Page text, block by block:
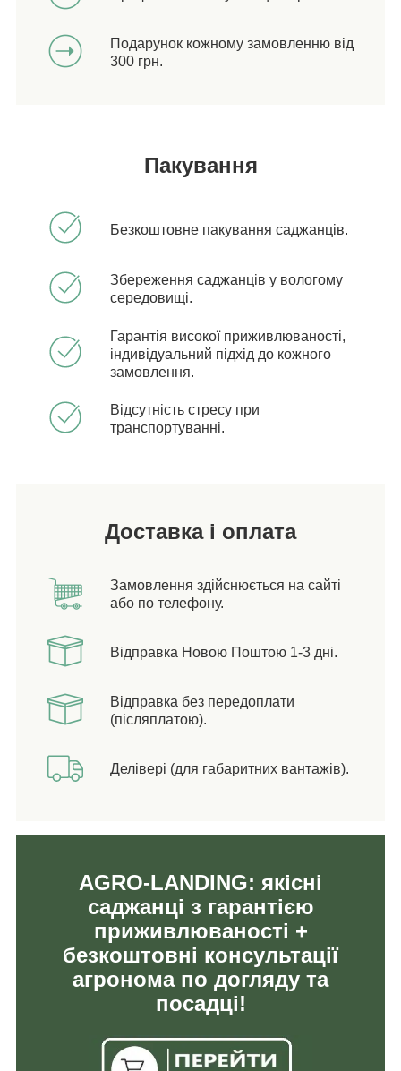
Подарунок кожному замовленню від
300 грн.
Пакування
Безкоштовне пакування саджанців.
Збереження саджанців у вологому
середовищі.
Гарантія високої приживлюваності,
індивідуальний підхід до кожного
замовлення.
Відсутність стресу при
транспортуванні.
Доставка і оплата
Замовлення здійснюється на сайті
або по телефону.
Відправка Новою Поштою 1-3 дні.
Відправка без передоплати
(післяплатою).
Делівері (для габаритних вантажів).
AGRO-LANDING: якісні
саджанці з гарантією
приживлюваності +
безкоштовні консультації
агронома по догляду та
посадці!